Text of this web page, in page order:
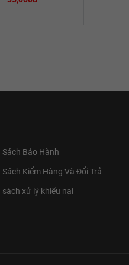
Sách Bảo Hành
Sách Kiểm Hàng Và Đổi Trả
sách xử lý khiếu nại